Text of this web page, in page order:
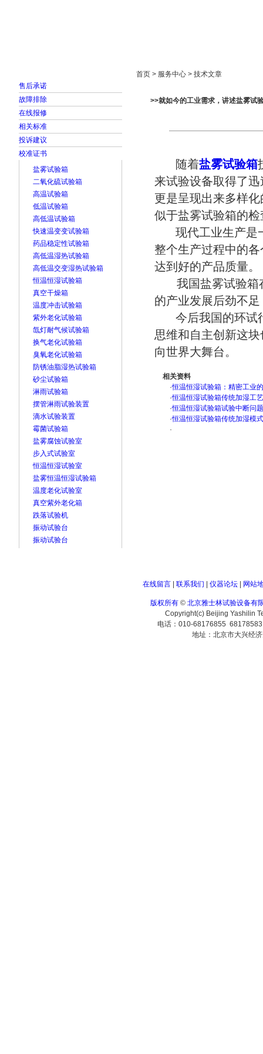
售后承诺
故障排除
在线报修
相关标准
投诉建议
校准证书
盐雾试验箱
二氧化硫试验箱
高温试验箱
低温试验箱
高低温试验箱
快速温变变试验箱
药品稳定性试验箱
高低温湿热试验箱
高低温交变湿热试验箱
恒温恒湿试验箱
真空干燥箱
温度冲击试验箱
紫外老化试验箱
氙灯耐气候试验箱
换气老化试验箱
臭氧老化试验箱
防锈油脂湿热试验箱
砂尘试验箱
淋雨试验箱
摆管淋雨试验装置
滴水试验装置
霉菌试验箱
盐雾腐蚀试验室
步入式试验室
恒温恒湿试验室
盐雾恒温恒湿试验箱
温度老化试验室
真空紫外老化箱
跌落试验机
振动试验台
振动试验台
首页 > 服务中心 > 技术文章
>>就如今的工业需求，讲述盐雾试
随着盐雾试验箱
来试验设备取得了
更是呈现出来多样
似于盐雾试验箱的
现代工业生产是一
整个生产过程中的
达到好的产品质量。
我国盐雾试验箱
的产业发展后劲不
今后我国的环试行
思维和自主创新这
向世界大舞台。
相关资料
·恒温恒湿试验箱：精密工业
·恒温恒湿试验箱传统加湿工
·恒温恒湿试验箱试验中断问
·恒温恒湿试验箱传统加湿模
·
在线留言| 联系我们 仪器论坛| 网站
版权所有 © 北京雅士林试验设备有
Copyright(c) Beijing Yashilin
电话：010-68176855
地址：北京市大兴经